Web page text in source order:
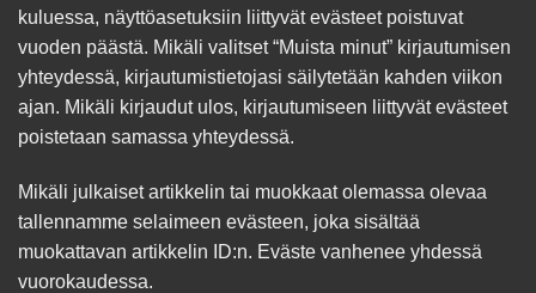
kuluessa, näyttöasetuksiin liittyvät evästeet poistuvat
vuoden päästä. Mikäli valitset “Muista minut” kirjautumisen
yhteydessä, kirjautumistietojasi säilytetään kahden viikon
ajan. Mikäli kirjaudut ulos, kirjautumiseen liittyvät evästeet
poistetaan samassa yhteydessä.
Mikäli julkaiset artikkelin tai muokkaat olemassa olevaa
tallennamme selaimeen evästeen, joka sisältää
muokattavan artikkelin ID:n. Eväste vanhenee yhdessä
vuorokaudessa.